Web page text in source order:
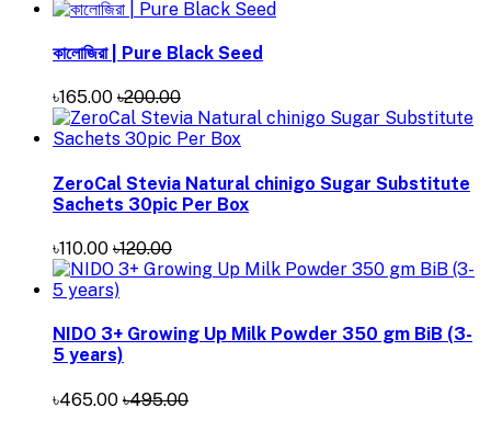
কালোজিরা | Pure Black Seed
৳165.00 ৳200.00
ZeroCal Stevia Natural chinigo Sugar Substitute
Sachets 30pic Per Box
৳110.00 ৳120.00
NIDO 3+ Growing Up Milk Powder 350 gm BiB (3-
5 years)
৳465.00 ৳495.00